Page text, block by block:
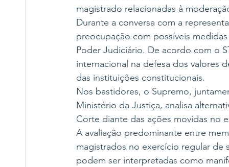
magistrado relacionadas à
Durante a conversa com a
preocupação com possíveis
Poder Judiciário. De acordo com o
internacional na defesa dos valores
das instituições constitucionais.
Nos bastidores, o Supremo,
Ministério da Justiça, analisa
Corte diante das ações movidas no
A avaliação predominante entre
magistrados no exercício regular de
podem ser interpretadas como